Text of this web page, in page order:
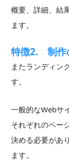
概要、詳細、結
ます。
特徴2. 制作
またランディン
す。
一般的なWebサ
それぞれのペー
決める必要があ
ます。